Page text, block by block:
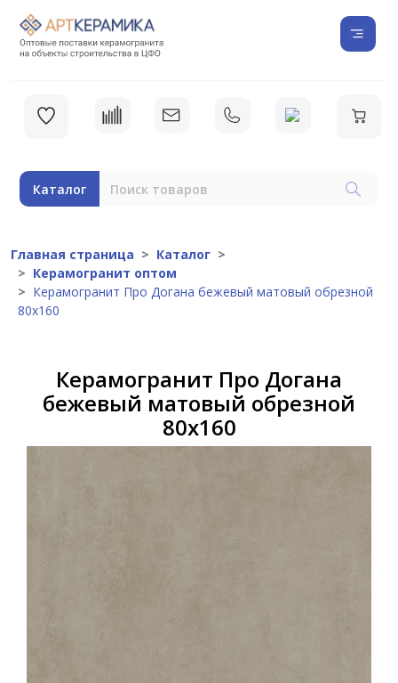
Каталог
Главная страница
Каталог
Керамогранит оптом
Керамогранит Про Догана бежевый матовый обрезной
80х160
Керамогранит Про Догана
бежевый матовый обрезной
80х160